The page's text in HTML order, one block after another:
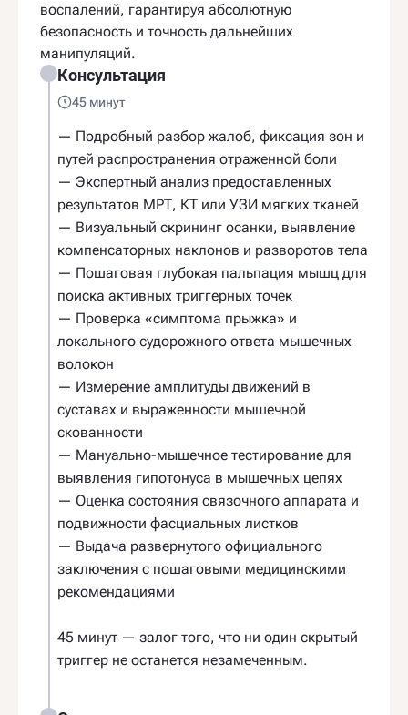
воспалений, гарантируя абсолютную
безопасность и точность дальнейших
манипуляций.
Консультация
45 минут
— Подробный разбор жалоб, фиксация зон и
путей распространения отраженной боли
— Экспертный анализ предоставленных
результатов МРТ, КТ или УЗИ мягких тканей
— Визуальный скрининг осанки, выявление
компенсаторных наклонов и разворотов тела
— Пошаговая глубокая пальпация мышц для
поиска активных триггерных точек
— Проверка «симптома прыжка» и
локального судорожного ответа мышечных
волокон
— Измерение амплитуды движений в
суставах и выраженности мышечной
скованности
— Мануально-мышечное тестирование для
выявления гипотонуса в мышечных цепях
— Оценка состояния связочного аппарата и
подвижности фасциальных листков
— Выдача развернутого официального
заключения с пошаговыми медицинскими
рекомендациями
45 минут — залог того, что ни один скрытый
триггер не останется незамеченным.